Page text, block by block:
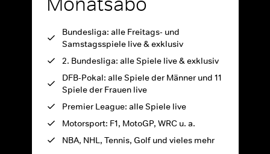
Bundesliga: alle Freitags- und
Samstagsspiele live & exklusiv
2. Bundesliga: alle Spiele live & exklusiv
DFB-Pokal: alle Spiele der Männer und 11
Spiele der Frauen live
Premier League: alle Spiele live
Motorsport: F1, MotoGP, WRC u. a.
NBA, NHL, Tennis, Golf und vieles mehr